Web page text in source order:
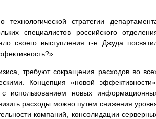
стратегии
специалистов российского
своего выступления г-н Джуда
требуют сокращения расходов во
Концепция «новой эффективности»,
использованием новых
расходы можно путем снижения
компаний, консолидации